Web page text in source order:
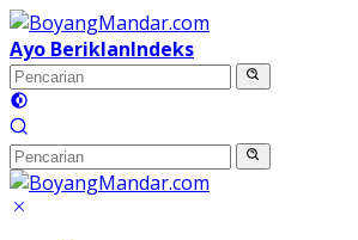
Langsung
ke
konten
Ayo BeriklanIndeks